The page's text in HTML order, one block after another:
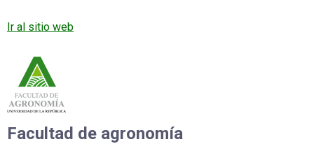
Ir al sitio web
Facultad de agronomía